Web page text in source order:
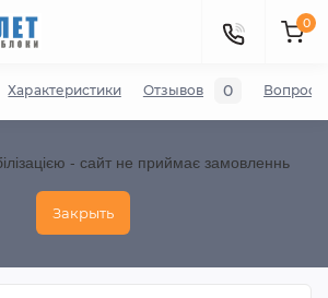
- сайт не приймає замовленнь
Закрыть
0
Характеристики Отзывов 0 Вопросы